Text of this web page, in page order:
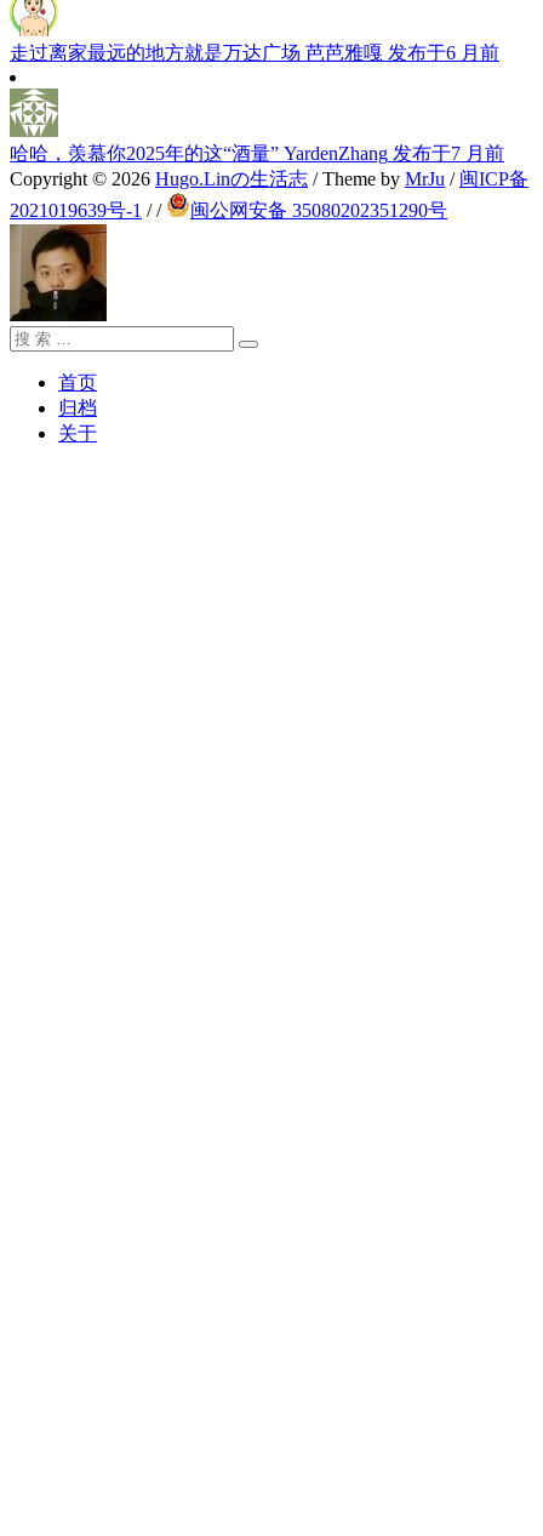
走过离家最远的地方就是万达广场 芭芭雅嘎 发布于6 月前
哈哈，羡慕你2025年的这“酒量” YardenZhang 发布于7 月前
Copyright © 2026 Hugo.Linの生活志 / Theme by MrJu / 闽ICP备
2021019639号-1 // 闽公网安备 35080202351290号
搜
搜
首页
归档
关于